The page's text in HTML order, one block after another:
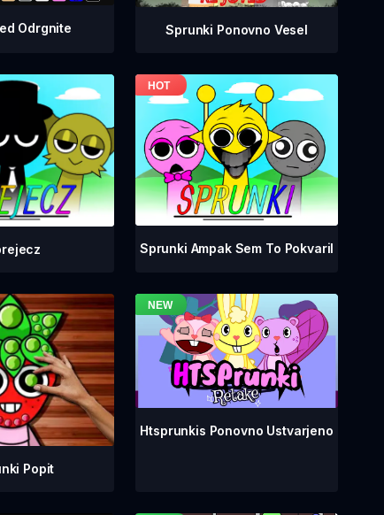
Odrgnite Sprunki Ponovno Vesel
Sprunki Ampak Sem To Pokvaril
Popit
Htsprunkis Ponovno Ustvarjeno